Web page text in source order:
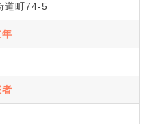
道町74-5